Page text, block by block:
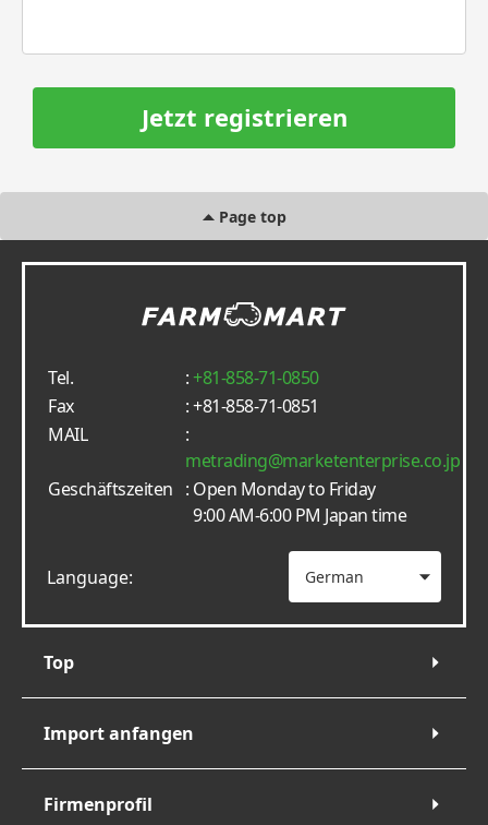
Jetzt registrieren
Page top
Tel. :+81-858-71-0850
Fax
: +81-858-71-0851
MAIL
:
metrading
marketenterprise.co.jp
Geschäftszeiten : Open Monday to Friday
9:00 AM-6:00 PM Japan time
Language:
Top
Import anfangen
Firmenprofil